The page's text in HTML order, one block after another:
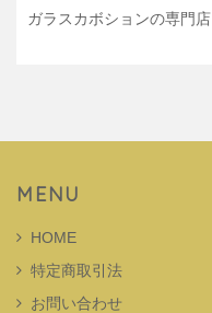
ガラスカボションの専門店
MENU
HOME
特定商取引法
お問い合わせ